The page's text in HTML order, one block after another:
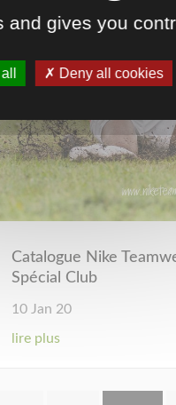
Catalogue Nike
Spécial Club
10 Jan 20
lire plus
and gives you
Deny all cookies